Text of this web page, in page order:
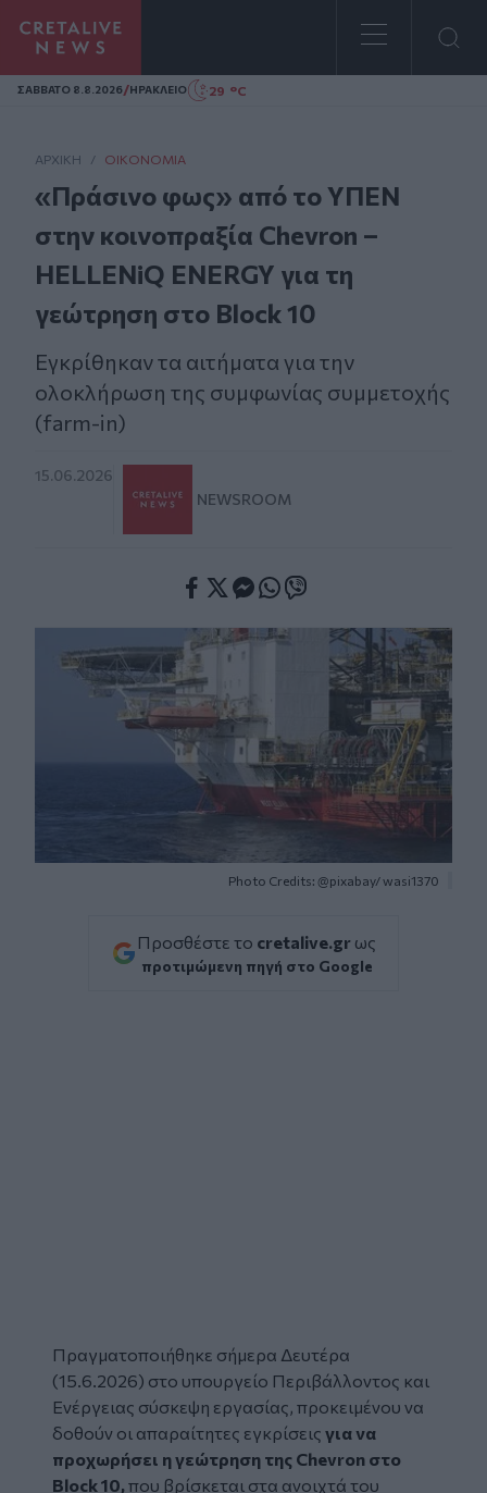
Homepage
ΣAΒΒΑΤΟ 8.8.2026/ΗΡΑΚΛΕΙΟ 29 °C
ΑΡΧΙΚΗ / ΟΙΚΟΝΟΜΊΑ
«Πράσινο φως» από το ΥΠΕΝ
στην κοινοπραξία Chevron –
HELLENiQ ENERGY για τη
γεώτρηση στο Block 10
Εγκρίθηκαν τα αιτήματα για την
ολοκλήρωση της συμφωνίας συμμετοχής
(farm-in)
15.06.2026
NEWSROOM
Photo Credits: @pixabay/ wasi1370
Προσθέστε το cretalive.gr ως
προτιμώμενη πηγή στο Google
Πραγματοποιήθηκε σήμερα Δευτέρα
(15.6.2026) στο υπουργείο Περιβάλλοντος και
Ενέργειας σύσκεψη εργασίας, προκειμένου να
δοθούν οι απαραίτητες εγκρίσεις για να
προχωρήσει η γεώτρηση της Chevron στο
Block 10,που βρίσκεται στα ανοιχτά του